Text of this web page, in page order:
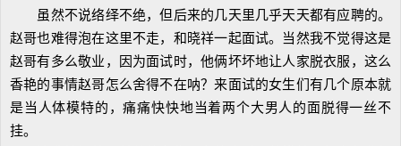
虽然不说络绎不绝，但后来的几天里几乎天天都有应聘的。
赵哥也难得泡在这里不走，和晓祥一起面试。当然我不觉得这是
赵哥有多么敬业，因为面试时，他俩坏坏地让人家脱衣服，这么
香艳的事情赵哥怎么舍得不在呐？来面试的女生们有几个原本就
是当人体模特的，痛痛快快地当着两个大男人的面脱得一丝不
挂。